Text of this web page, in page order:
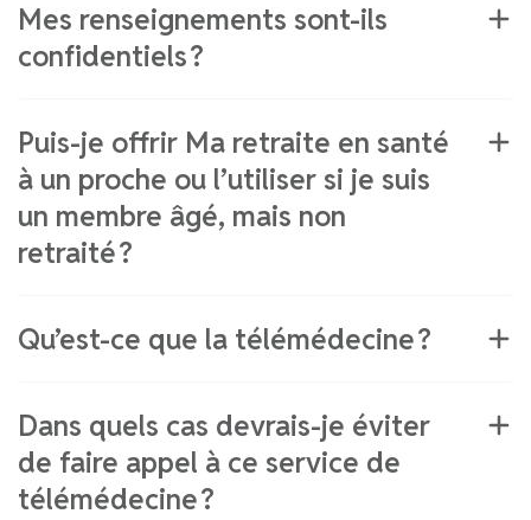
Mes renseignements sont-ils
confidentiels ?
Puis-je offrir Ma retraite en santé
à un proche ou l’utiliser si je suis
un membre âgé, mais non
retraité ?
Qu’est-ce que la télémédecine ?
Dans quels cas devrais-je éviter
de faire appel à ce service de
télémédecine ?